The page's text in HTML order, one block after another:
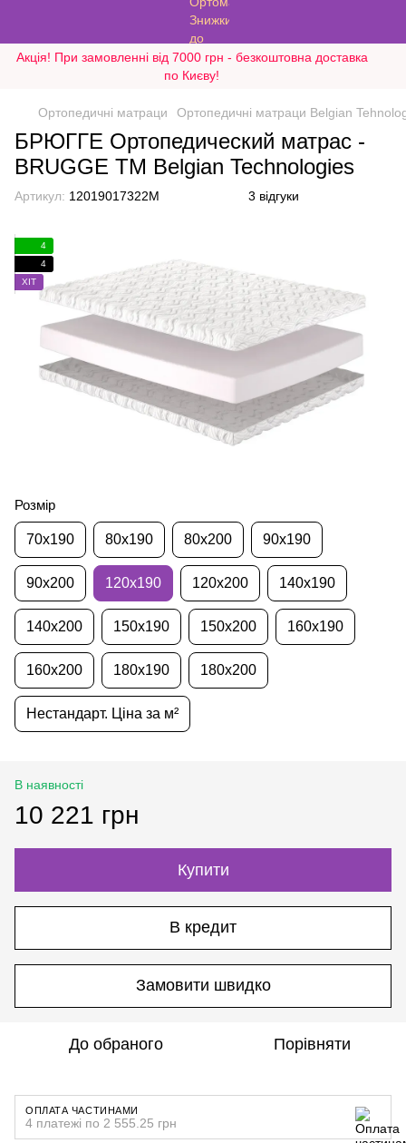
Акція! При замовленні від 7000 грн - безкоштовна доставка
по Києву!
Ортопедичні матраци Ортопедичні матраци Belgian
БРЮГГЕ Ортопедический матрас -
BRUGGE ТМ Belgian Technologies
Артикул: 12019017322M 3 відгуки
4
4
ХІТ
Розмір
70х190 80х190 80х200 90х190
90х200 120х190 120х200 140х190
140х200 150х190 150х200 160х190
160х200 180х190 180х200
Нестандарт. Ціна за м²
В наявності
10 221 грн
Купити
В кредит
Замовити швидко
До обраного Порівняти
ОПЛАТА ЧАСТИНАМИ
4 платежі по 2 555.25 грн